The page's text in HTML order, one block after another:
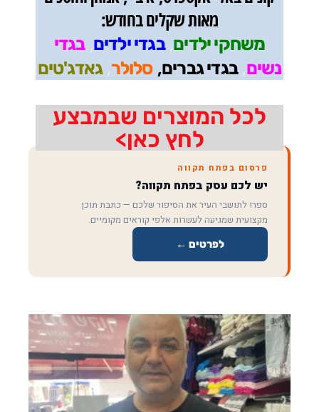
מאות שקלים בחודש:
משחקי ילדים,בגדי ילדים,בגדי
נשים,בגדי גברים, סלולר,גאדג'טים
לכל המוצרים שבמבצע
לחץ כאן>
פרסום בפתח תקווה
יש לכם עסק בפתח תקווה?
ספרו לתושבי העיר את הסיפור שלכם — כתבת תוכן
מקצועית שמגיעה לעשרות אלפי קוראים מקומיים.
לפרטים ←